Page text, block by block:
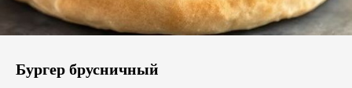
Бургер брусничный